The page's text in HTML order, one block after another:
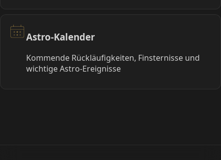
Astro-Kalender
Kommende Rückläufigkeiten, Finsternisse und
wichtige Astro-Ereignisse